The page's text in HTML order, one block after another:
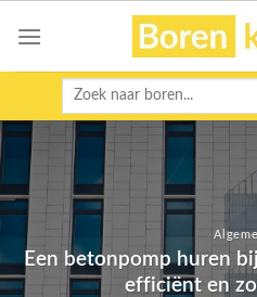
Zoeken
Een betonpomp huren
efficiënt en